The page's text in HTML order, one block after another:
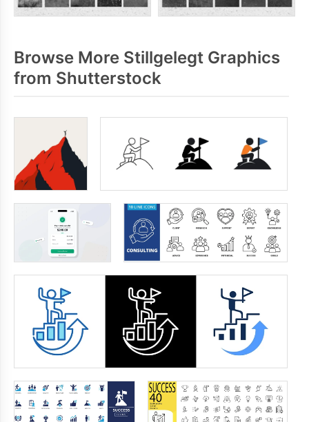
Browse More Stillgelegt Graphics
from Shutterstock